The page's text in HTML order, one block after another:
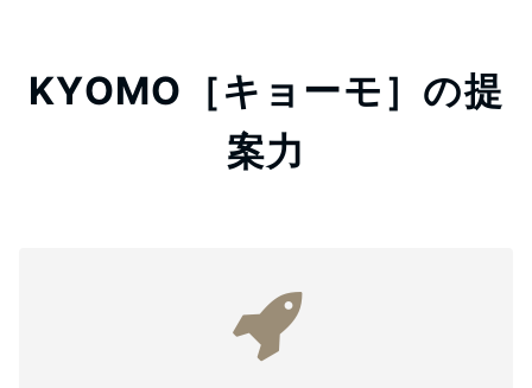
KYOMO［キョーモ］の提
案力